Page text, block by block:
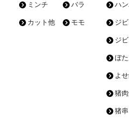
ミンチ
カット他
バラ
モモ
ハ
ジ
ジ
ぼ
よ
猪
猪串